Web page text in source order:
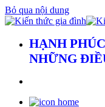
Bỏ qua nội dung
HẠNH
NHỮNG